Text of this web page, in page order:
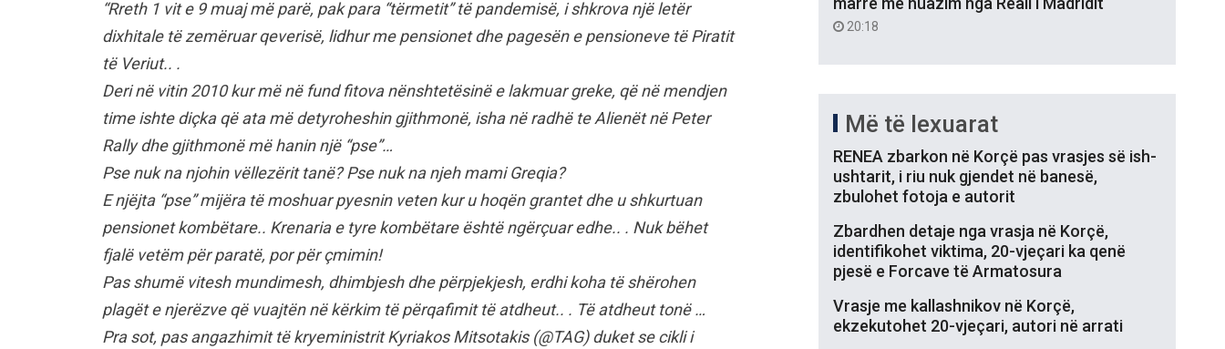
“Rreth 1 vit e 9 muaj më parë, pak para “tërmetit” të pandemisë, i shkrova një letër
dixhitale të zemëruar qeverisë, lidhur me pensionet dhe pagesën e pensioneve të Piratit
të Veriut.. .
Deri në vitin 2010 kur më në fund fitova nënshtetësinë e lakmuar greke, që në mendjen
time ishte diçka që ata më detyroheshin gjithmonë, isha në radhë te Alienët në Peter
Rally dhe gjithmonë më hanin një “pse”…
Pse nuk na njohin vëllezërit tanë? Pse nuk na njeh mami Greqia?
E njëjta “pse” mijëra të moshuar pyesnin veten kur u hoqën grantet dhe u shkurtuan
pensionet kombëtare.. Krenaria e tyre kombëtare është ngërçuar edhe.. . Nuk bëhet
fjalë vetëm për paratë, por për çmimin!
Pas shumë vitesh mundimesh, dhimbjesh dhe përpjekjesh, erdhi koha të shërohen
plagët e njerëzve që vuajtën në kërkim të përqafimit të atdheut.. . Të atdheut tonë …
Pra sot, pas angazhimit të kryeministrit Kyriakos Mitsotakis (@TAG) duket se cikli i
20:18
Më të lexuarat
RENEA zbarkon në Korçë pas vrasjes së ish-
ushtarit, i riu nuk gjendet në banesë,
zbulohet fotoja e autorit
Zbardhen detaje nga vrasja në Korçë,
identifikohet viktima, 20-vjeçari ka qenë
pjesë e Forcave të Armatosura
Vrasje me kallashnikov në Korçë,
ekzekutohet 20-vjeçari, autori në arrati